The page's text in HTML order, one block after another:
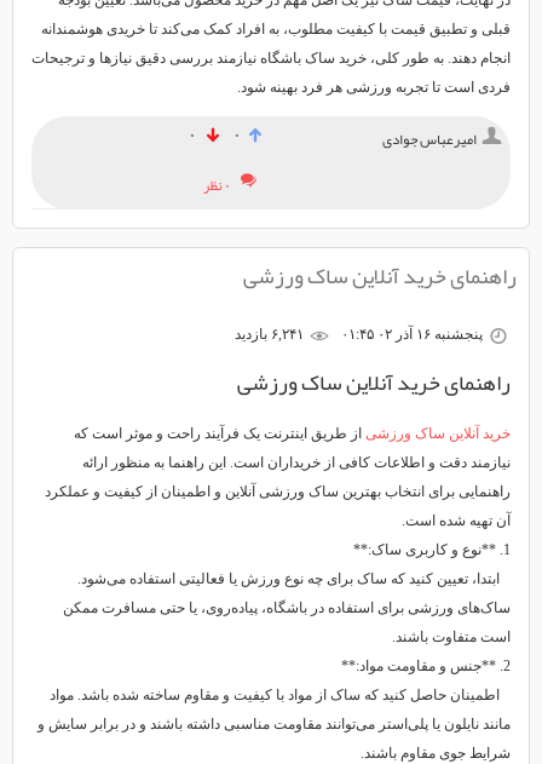
قبلی و تطبیق قیمت با کیفیت مطلوب، به افراد کمک می‌کند تا خریدی هوشمندانه
انجام دهند. به طور کلی، خرید ساک باشگاه نیازمند بررسی دقیق نیازها و ترجیحات
فردی است تا تجربه ورزشی هر فرد بهینه شود.
امیرعباس جوادی ۰
۰
۰ نظر
راهنمای خرید آنلاین ساک ورزشی
پنجشنبه ۱۶ آذر ۰۲ ۰۱:۴۵
راهنمای خرید آنلاین ساک ورزشی
خرید آنلاین ساک ورزشی از طریق اینترنت یک فرآیند راحت و موثر است که
نیازمند دقت و اطلاعات کافی از خریداران است. این راهنما به منظور ارائه
راهنمایی برای انتخاب بهترین ساک ورزشی آنلاین و اطمینان از کیفیت و عملکرد
آن تهیه شده است.
1. **نوع و کاربری ساک:**
ابتدا، تعیین کنید که ساک برای چه نوع ورزش یا فعالیتی استفاده می‌شود.
ساک‌های ورزشی برای استفاده در باشگاه، پیاده‌روی، یا حتی مسافرت ممکن
است متفاوت باشند.
2. **جنس و مقاومت مواد:**
اطمینان حاصل کنید که ساک از مواد با کیفیت و مقاوم ساخته شده باشد. مواد
مانند نایلون یا پلی‌استر می‌توانند مقاومت مناسبی داشته باشند و در برابر سایش و
شرایط جوی مقاوم باشند.